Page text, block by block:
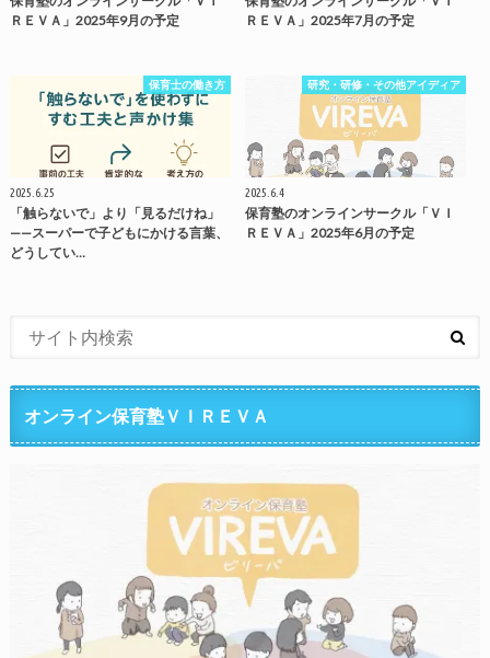
ＲＥＶＡ」2025年9月の予定
ＲＥＶＡ」2025年7月の予定
保育士の働き方
2025.6.25
「触らないで」より「見るだけね」
——スーパーで子どもにかける言葉、
どうしてい…
研究・研修・その他アイディア
2025.6.4
保育塾のオンラインサークル「ＶＩ
ＲＥＶＡ」2025年6月の予定
オンライン保育塾ＶＩＲＥＶＡ